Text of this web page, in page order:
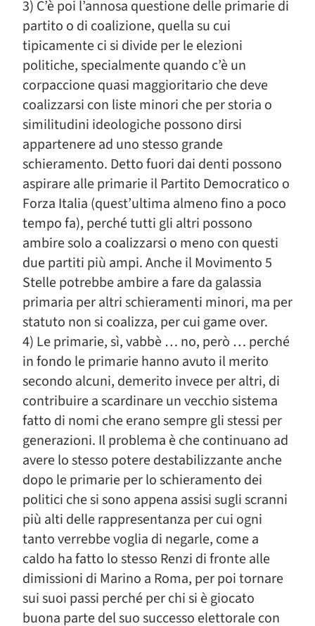
3) C’è poi l’annosa questione delle primarie di
partito o di coalizione, quella su cui
tipicamente ci si divide per le elezioni
politiche, specialmente quando c’è un
corpaccione quasi maggioritario che deve
coalizzarsi con liste minori che per storia o
similitudini ideologiche possono dirsi
appartenere ad uno stesso grande
schieramento. Detto fuori dai denti possono
aspirare alle primarie il Partito Democratico o
Forza Italia (quest’ultima almeno fino a poco
tempo fa), perché tutti gli altri possono
ambire solo a coalizzarsi o meno con questi
due partiti più ampi. Anche il Movimento 5
Stelle potrebbe ambire a fare da galassia
primaria per altri schieramenti minori, ma per
statuto non si coalizza, per cui game over.
4) Le primarie, sì, vabbè … no, però … perché
in fondo le primarie hanno avuto il merito
secondo alcuni, demerito invece per altri, di
contribuire a scardinare un vecchio sistema
fatto di nomi che erano sempre gli stessi per
generazioni. Il problema è che continuano ad
avere lo stesso potere destabilizzante anche
dopo le primarie per lo schieramento dei
politici che si sono appena assisi sugli scranni
più alti delle rappresentanza per cui ogni
tanto verrebbe voglia di negarle, come a
caldo ha fatto lo stesso Renzi di fronte alle
dimissioni di Marino a Roma, per poi tornare
sui suoi passi perché per chi si è giocato
buona parte del suo successo elettorale con